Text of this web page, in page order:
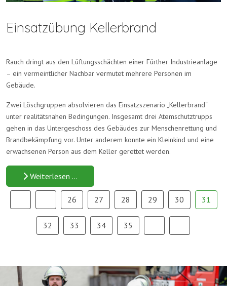
Einsatzübung Kellerbrand
Rauch dringt aus den Lüftungsschächten einer Fürther Industrieanlage
– ein vermeintlicher Nachbar vermutet mehrere Personen im
Gebäude.
Zwei Löschgruppen absolvieren das Einsatzszenario „Kellerbrand“
unter realitätsnahen Bedingungen. Insgesamt drei Atemschutztrupps
gehen in das Untergeschoss des Gebäudes zur Menschenrettung und
Brandbekämpfung vor. Unter anderem konnte ein Kleinkind und eine
erwachsenen Person aus dem Keller gerettet werden.
Weiterlesen …
26 27 28 29 30 31
32 33 34 35